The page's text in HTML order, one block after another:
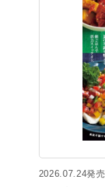
2026.07.24発売